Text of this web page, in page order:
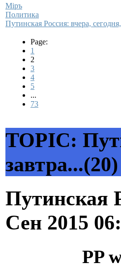
Мiръ
Политика
Путинская Россия: вчера,
Page:
1
2
3
4
5
...
73
TOPIC:
завтра...(20)
Путинская
Сен 2015
PP